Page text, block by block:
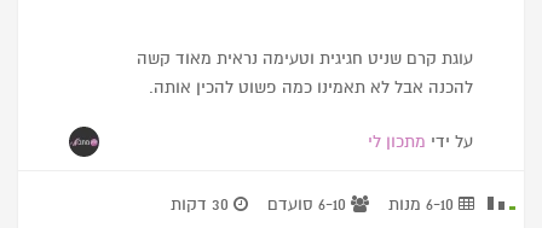
עוגת קרם שניט חגיגית וטעימה נראית מאוד קשה
להכנה אבל לא תאמינו כמה פשוט להכין אותה.
על ידי מתכון לי